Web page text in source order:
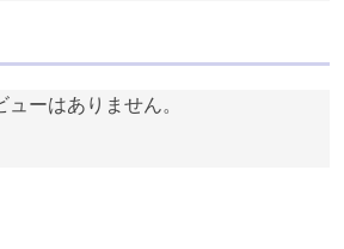
ューはありません。